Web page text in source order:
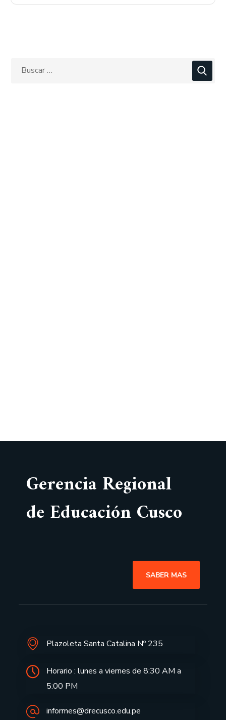
Gerencia Regional
de Educación Cusco
SABER MAS
Plazoleta Santa Catalina Nº 235
Horario : lunes a viernes de 8:30 AM a
5:00 PM
informes@drecusco.edu.pe